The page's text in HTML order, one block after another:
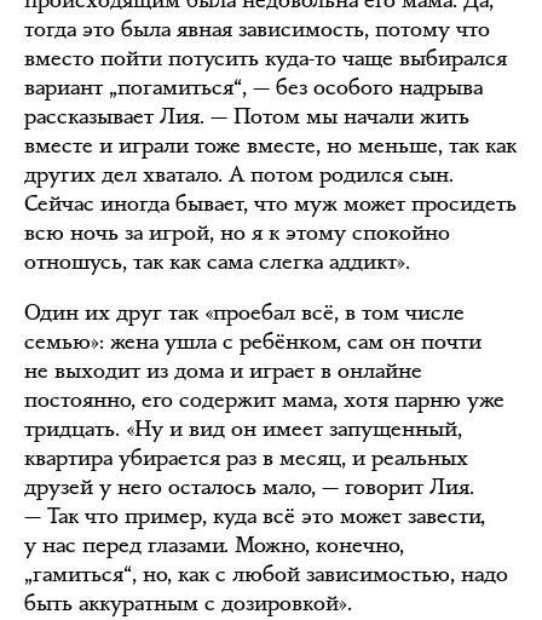
тогда это была явная зависимость, потому что
вместо пойти потусить куда-то чаще выбирался
вариант „погамиться“, — без особого надрыва
рассказывает Лия. — Потом мы начали жить
вместе и играли тоже вместе, но меньше, так как
других дел хватало. А потом родился сын.
Сейчас иногда бывает, что муж может просидеть
всю ночь за игрой, но я к этому спокойно
отношусь, так как сама слегка аддикт».
Один их друг так «проебал всё, в том числе
семью»: жена ушла с ребёнком, сам он почти
не выходит из дома и играет в онлайне
постоянно, его содержит мама, хотя парню уже
тридцать. «Ну и вид он имеет запущенный,
квартира убирается раз в месяц, и реальных
друзей у него осталось мало, — говорит Лия.
— Так что пример, куда всё это может завести,
у нас перед глазами. Можно, конечно,
„гамиться“, но, как с любой зависимостью, надо
быть аккуратным с дозировкой».